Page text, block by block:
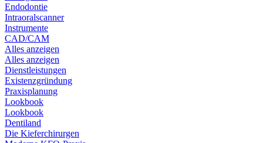
Endodontie
Intraoralscanner
Instrumente
CAD/CAM
Alles anzeigen
Alles anzeigen
Dienstleistungen
Existenzgründung
Praxisplanung
Lookbook
Lookbook
Dentiland
Die Kieferchirurgen